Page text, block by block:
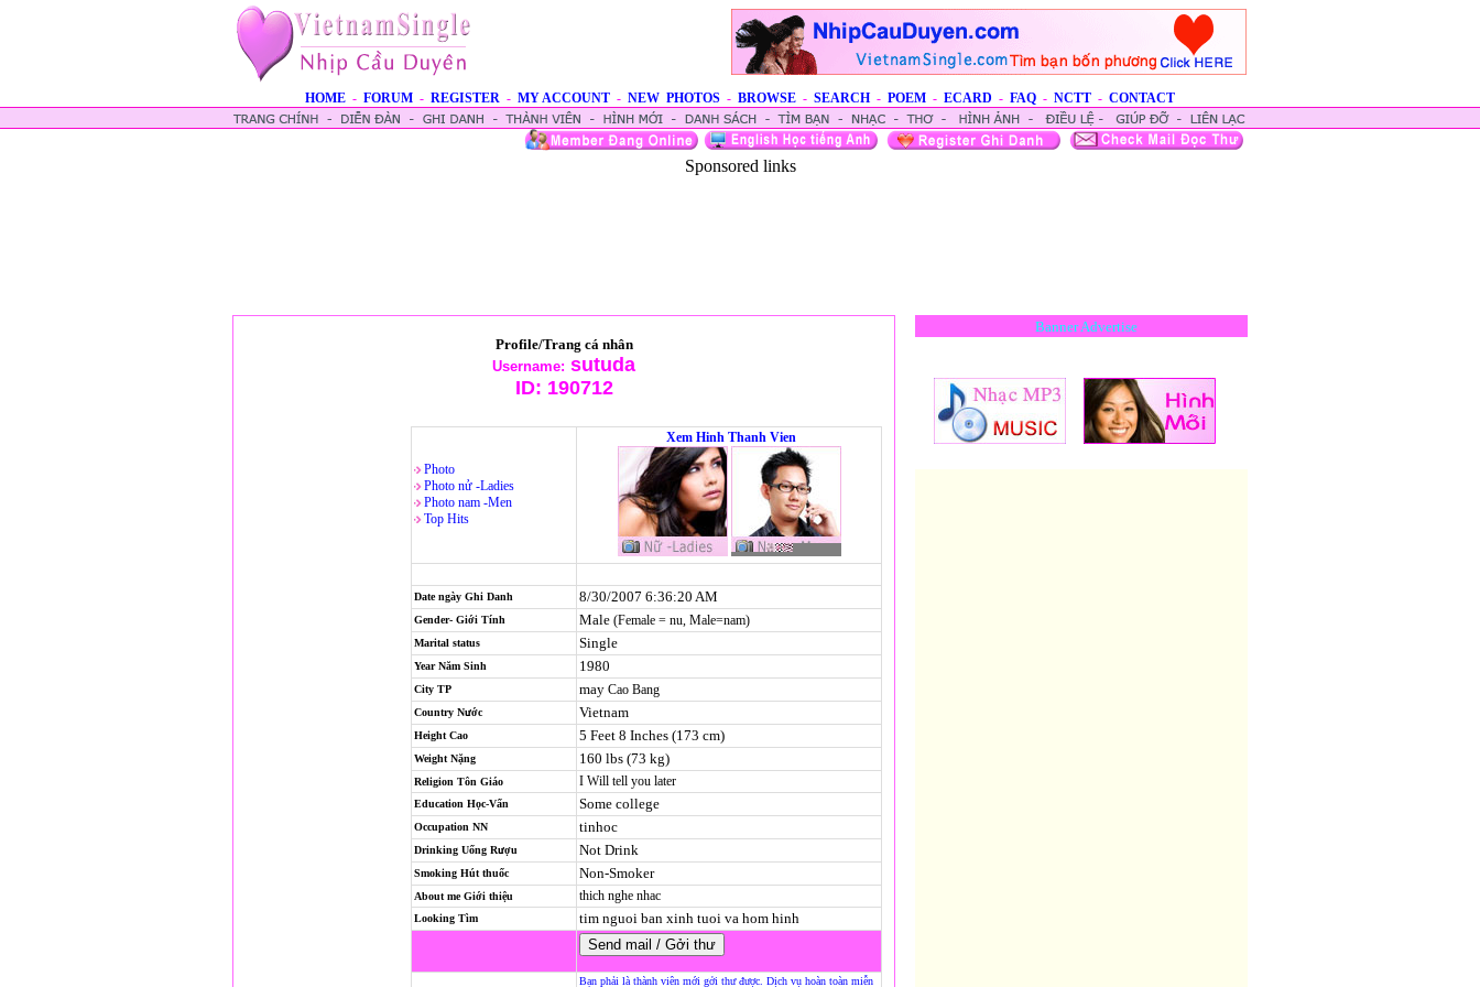
HOME - FORUM - REGISTER - MY ACCOUNT - NEW PHOTOS - BROWSE - SEARCH - POEM - ECARD - FAQ - NCTT - CONTACT
Sponsored links
Profile/Trang cá nhân
Username: sutuda
ID: 190712
Photo
Photo nử -Ladies
Photo nam -Men
Top Hits
Xem Hinh Thanh Vien
Date ngày Ghi Danh 8/30/2007 6:36:20 AM
Gender- Giới Tính Male (Female = nu, Male=nam)
Marital status Single
Year Năm Sinh 1980
City TP may Cao Bang
Country Nước Vietnam
Height Cao 5 Feet 8 Inches (173 cm)
Weight Nặng 160 lbs (73 kg)
Religion Tôn Giáo I Will tell you later
Education Học-Vấn Some college
Occupation NN tinhoc
Drinking Uống Rượu Not Drink
Smoking Hút thuốc Non-Smoker
About me Giới thiệu thich nghe nhac
Looking Tìm tim nguoi ban xinh tuoi va hom hinh
Bạn phải là thành viên mới gởi thư được. Dịch vụ hoàn toàn miễn
Banner Advertise